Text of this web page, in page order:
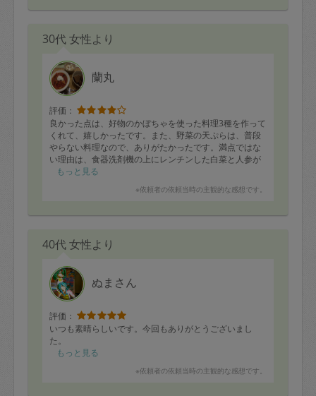
30代 女性より
蘭丸
評価：
良かった点は、好物のかぼちゃを使った料理3種を作って
くれて、嬉しかったです。また、野菜の天ぷらは、普段
やらない料理なので、ありがたかったです。満点ではな
い理由は、食器洗剤機の上にレンチンした白菜と人参が
置かれていました。料理途中の食材を忘れてしまったの
もっと見る
※依頼者の依頼当時の主観的な感想です。
40代 女性より
ぬまさん
評価：
いつも素晴らしいです。今回もありがとうございまし
た。
もっと見る
※依頼者の依頼当時の主観的な感想です。